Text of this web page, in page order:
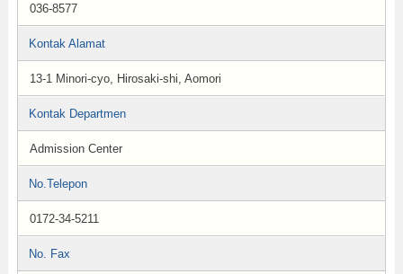
036-8577
Kontak Alamat
13-1 Minori-cyo, Hirosaki-shi, Aomori
Kontak Departmen
Admission Center
No.Telepon
0172-34-5211
No. Fax